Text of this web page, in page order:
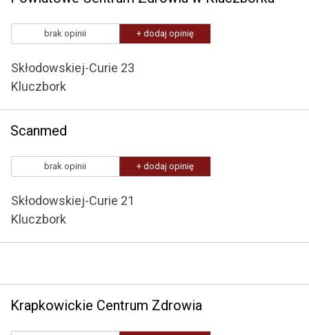
brak opinii + dodaj opinię
Skłodowskiej-Curie 23
Kluczbork
Scanmed
brak opinii + dodaj opinię
Skłodowskiej-Curie 21
Kluczbork
Krapkowickie Centrum Zdrowia